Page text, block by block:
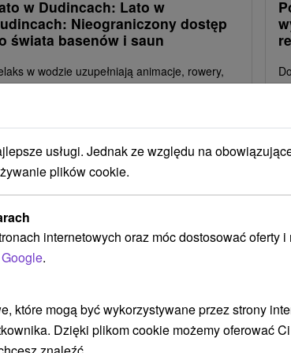
w Dudincach: Lato w
Nieograniczony dostęp
świata basenów i saun
w wodzie uzupełniają animacje, rowery,
TAKŻE
usługi. Jednak ze względu na
plików cookie.
internetowych oraz móc dostosować oferty i
.
które mogą być wykorzystywane przez strony
Dzięki plikom cookie możemy oferować